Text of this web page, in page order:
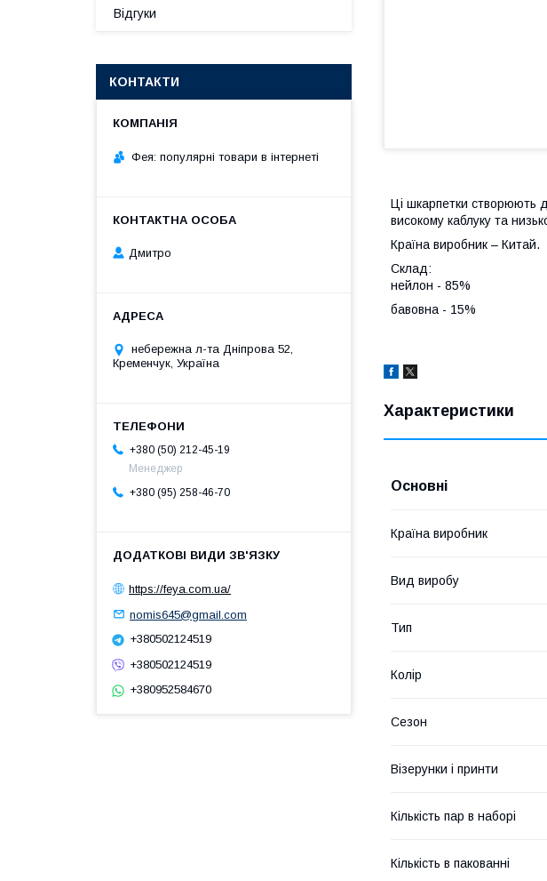
Ці шкарпетки створюють
високому каблуку та
Країна виробник – Китай.
Склад:
нейлон - 85%
бавовна - 15%
Характеристики
Основні
Країна виробник
Вид виробу
Тип
Колір
Сезон
Візерунки і принти
Кількість пар в наборі
Кількість в пакованні
Відгуки
КОНТАКТИ
Фея: популярні товари в інтернеті
Дмитро
небережна л-та Дніпрова 52,
Кременчук, Україна
+380 (50) 212-45-19
Менеджер
+380 (95) 258-46-70
https://feya.com.ua/
nomis645@gmail.com
+380502124519
+380502124519
+380952584670